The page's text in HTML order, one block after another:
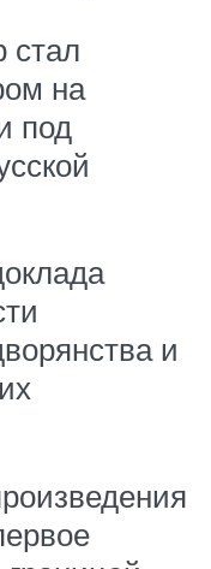
стал
на
под
и